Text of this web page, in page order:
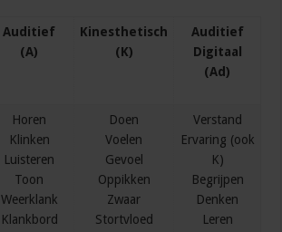
Auditief
(A)
Kinesthetisch
(K)
Auditief
Digitaal
(Ad)
Horen
Klinken
Luisteren
Toon
Weerklank
Klankbord
Doen
Voelen
Gevoel
Oppikken
Zwaar
Stortvloed
Verstand
Ervaring (ook
K)
Begrijpen
Denken
Leren